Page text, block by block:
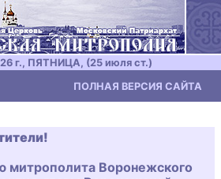
г., ПЯТНИЦА, (25 июля ст.)
ПОЛНАЯ ВЕРСИЯ САЙТА
митрополита Воронежского